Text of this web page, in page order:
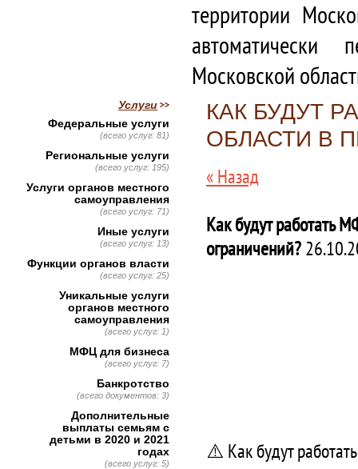
территории
автоматически
Московской
КАК БУДУТ
ОБЛАСТИ В
« Назад
Как будут работать
ограничений?
⚠️ Как будут
Услуги
Федеральные услуги
(всего услуг: 81)
Региональные услуги
(всего услуг: 195)
Услуги органов местного
самоуправления
(всего услуг: 71)
Иные услуги
(всего услуг: 13)
Функции органов власти
(всего услуг: 25)
Уникальные услуги
органов местного
самоуправления
(всего услуг: 1)
МФЦ для бизнеса
(всего услуг: 7)
Банкротство
(всего документов: 3)
Дополнительные
выплаты семьям с
детьми в 2020 и 2021
годах
(всего услуг: 5)